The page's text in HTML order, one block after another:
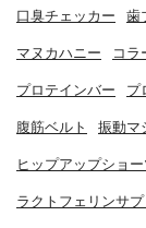
口臭チェッカー 歯
マヌカハニー コラ
プロテインバー プ
腹筋ベルト 振動マ
ヒップアップショー
ラクトフェリンサプ